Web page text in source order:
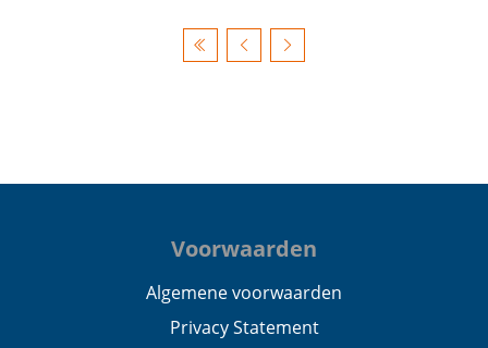
Voorwaarden
Algemene voorwaarden
Privacy Statement